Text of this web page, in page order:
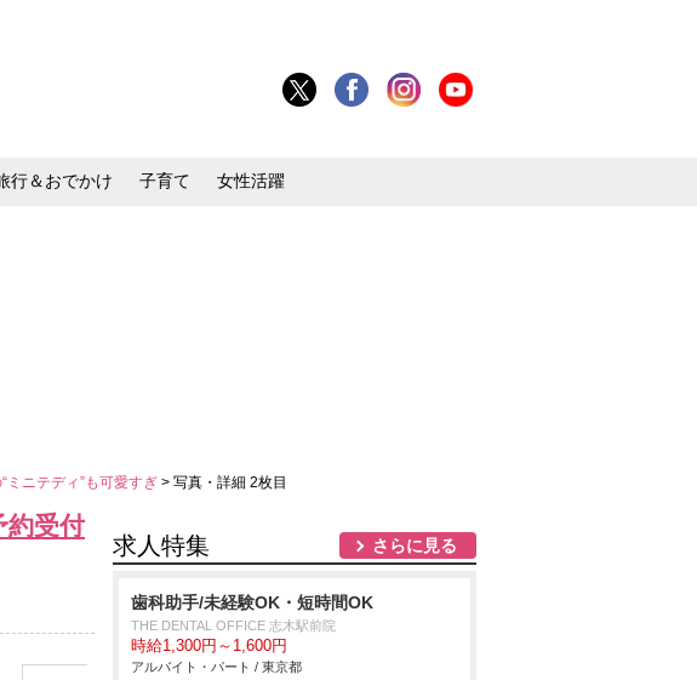
行＆おでかけ 子育て 女性活躍
ニテディ”も可愛すぎ > 写真・詳細 2枚目
約受付
求人特集 さらに見る
歯科助手/未経験OK・短時間OK
THE DENTAL OFFICE 志木駅前院
時給1,300円～1,600円
アルバイト・パート / 東京都